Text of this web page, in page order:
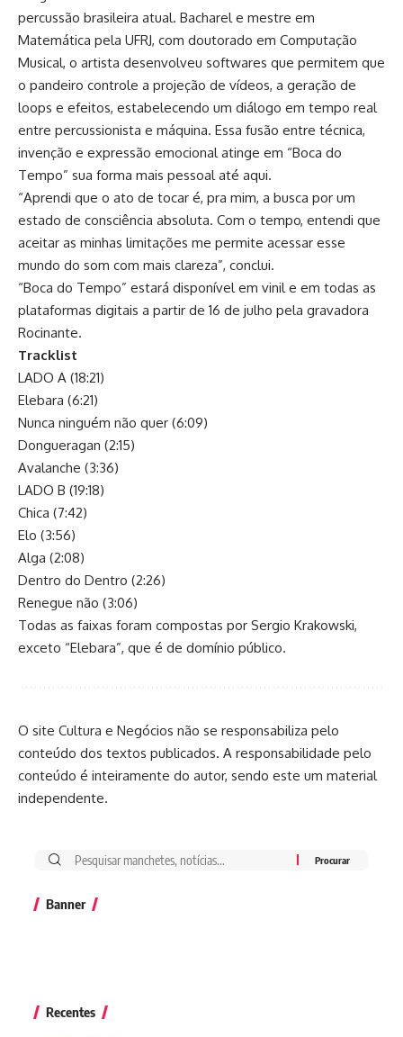
percussão brasileira atual. Bacharel e mestre em
Matemática pela UFRJ, com doutorado em Computação
Musical, o artista desenvolveu softwares que permitem que
o pandeiro controle a projeção de vídeos, a geração de
loops e efeitos, estabelecendo um diálogo em tempo real
entre percussionista e máquina. Essa fusão entre técnica,
invenção e expressão emocional atinge em “Boca do
Tempo” sua forma mais pessoal até aqui.
“Aprendi que o ato de tocar é, pra mim, a busca por um
estado de consciência absoluta. Com o tempo, entendi que
aceitar as minhas limitações me permite acessar esse
mundo do som com mais clareza”, conclui.
“Boca do Tempo” estará disponível em vinil e em todas as
plataformas digitais a partir de 16 de julho pela gravadora
Rocinante.
Tracklist
LADO A (18:21)
Elebara (6:21)
Nunca ninguém não quer (6:09)
Dongueragan (2:15)
Avalanche (3:36)
LADO B (19:18)
Chica (7:42)
Elo (3:56)
Alga (2:08)
Dentro do Dentro (2:26)
Renegue não (3:06)
Todas as faixas foram compostas por Sergio Krakowski,
exceto “Elebara”, que é de domínio público.
O site Cultura e Negócios não se responsabiliza pelo
conteúdo dos textos publicados. A responsabilidade pelo
conteúdo é inteiramente do autor, sendo este um material
independente.
Banner
Recentes